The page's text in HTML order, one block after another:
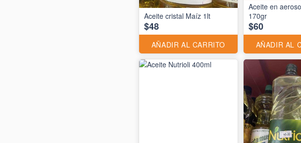
Aceite cristal Maíz 1lt
$48
AÑADIR AL CARRITO
Aceite en
170gr
$60
AÑADIR AL